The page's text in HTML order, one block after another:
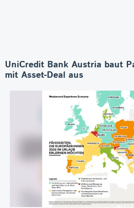
UniCredit Bank Austria baut
mit Asset-Deal aus